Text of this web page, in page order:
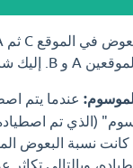
عندما يتم
(الذي تم
كانت نسبة البعوض
وبالتالي تكاثر